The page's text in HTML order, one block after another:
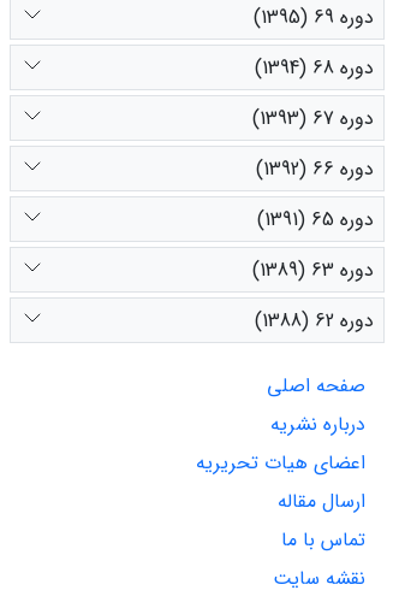
دوره 69 (1395)
دوره 68 (1394)
دوره 67 (1393)
دوره 66 (1392)
دوره 65 (1391)
دوره 63 (1389)
دوره 62 (1388)
صفحه اصلی
درباره نشریه
اعضای هیات تحریریه
ارسال مقاله
تماس با ما
نقشه سایت